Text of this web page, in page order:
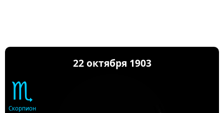
22 октября 1903
♏
Скорпион